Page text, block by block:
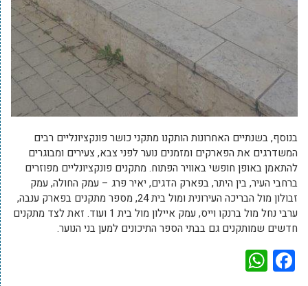
בנוסף, בשנתיים האחרונות הותקנו מתקני כושר פונקציונליים רבים
המשדרגים את הפארקים ומזמנים נוער לפני צבא, צעירים ומבוגרים
להתאמן באופן חופשי באוויר הפתוח. מתקנים פונקציונליים מפוזרים
ברחבי העיר, בין היתר, בפארק הדגים, יאיר פרג – עמק החולה, עמק
זבולון מול הבריכה העירונית ומול בית 24, מספר מתקנים בפארק ענבה,
ערבי נחל מול ברנקו וייס, עמק איילון מול בית 1 ועוד. זאת לצד מתקנים
חדשים שמותקנים גם בבתי הספר התיכונים למען בני הנוער.
Facebook